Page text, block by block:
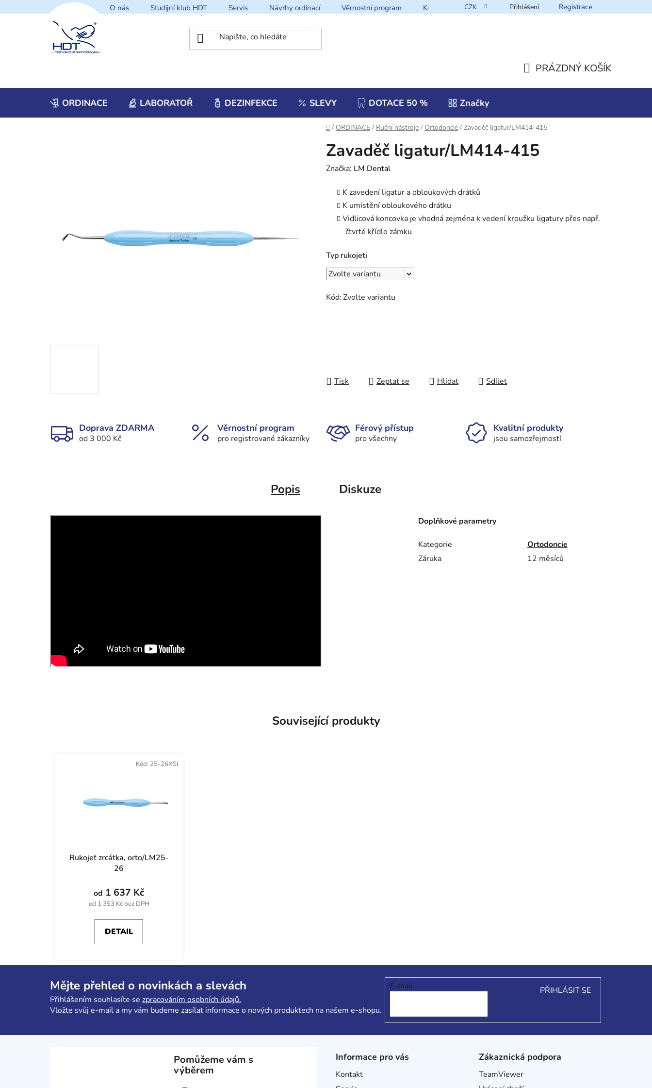
na
O nás Studijní klub HDT Servis Návrhy ordinací Věrnostní program Kontakt CZK Přihlášení Registrace
PRÁZDNÝ KOŠÍK
ORDINACE LABORATOŘ DEZINFEKCE SLEVY DOTACE 50 % Značky
Domů
/ ORDINACE / Ruční nástroje / Ortodoncie / Zavaděč ligatur/LM414-415
Zavaděč ligatur/LM414-415
Značka: LM Dental
K zavedení ligatur a obloukových drátků
K umístění obloukového drátku
Vidlicová koncovka je vhodná zejména k vedení kroužku ligatury přes např.
čtvrté křídlo zámku
Typ rukojeti
Kód:Zvolte variantu
Tisk Zeptat se Hlídat Sdílet
Doprava ZDARMA
od 3 000 Kč
Věrnostní program
pro registrované zákazníky
Férový přístup
pro všechny
Kvalitní produkty
jsou samozřejmostí
Popis Diskuze
Doplňkové parametry
Kategorie
Ortodoncie
Záruka
12 měsíců
Související produkty
Rukojeť zrcátka, orto/LM25-
26
od 1 353 Kč bez DPH
od 1 637 Kč
DETAIL
Kód: 25-26XSI
í
Mějte přehled o novinkách a slevách
Přihlášením souhlasíte se zpracováním osobních údajů.
Vložte svůj e-mail a my vám budeme zasílat informace o nových produktech na našem e-shopu.
E-mail PŘIHLÁSIT SE
Pomůžeme vám s
výběrem
Informace pro vás
Kontakt
Zákaznická podpora
TeamViewer